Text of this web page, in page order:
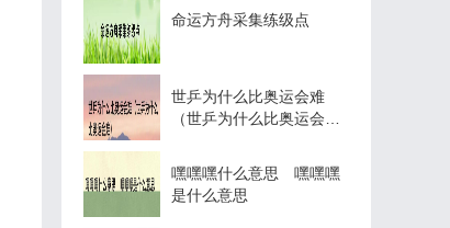
命运方舟采集练级点
世乒为什么比奥运会难
（世乒为什么比奥运会
嘿嘿嘿什么意思 嘿嘿嘿
是什么意思